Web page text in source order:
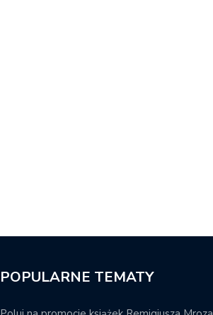
POPULARNE TEMATY